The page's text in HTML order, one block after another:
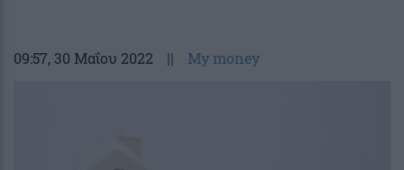
09:57, 30 Μαΐου 2022 || My money